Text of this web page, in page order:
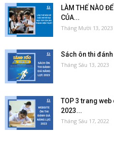
LÀM THẾ NÀO
CỦA...
Tháng Mười 13, 2023
Sách ôn thi
Tháng Sáu 13, 2023
TOP 3 trang
2023...
Tháng Sáu 17, 2022